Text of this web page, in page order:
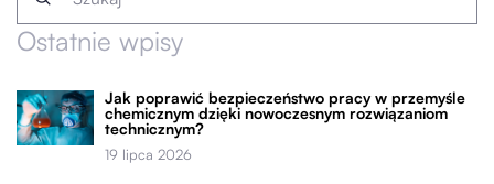
Ostatnie wpisy
Jak poprawić bezpieczeństwo pracy w przemyśle
chemicznym dzięki nowoczesnym rozwiązaniom
technicznym?
19 lipca 2026